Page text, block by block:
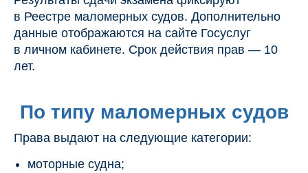
в Реестре маломерных судов. Дополнительно
данные отображаются на сайте Госуслуг
в личном кабинете. Срок действия прав — 10
лет.
По типу маломерных судов
Права выдают на следующие категории:
моторные судна;